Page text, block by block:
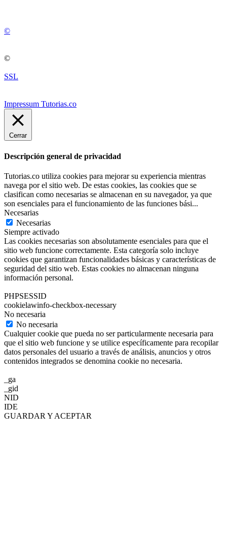
©
©
SSL
Impressum Tutorias.co
Cerrar
Descripción general de privacidad
Tutorias.co utiliza cookies para mejorar su experiencia mientras
navega por el sitio web. De estas cookies, las cookies que se
clasifican como necesarias se almacenan en su navegador, ya que
son esenciales para el funcionamiento de las funciones bási...
Necesarias
Necesarias
Siempre activado
Las cookies necesarias son absolutamente esenciales para que el
sitio web funcione correctamente. Esta categoría solo incluye
cookies que garantizan funcionalidades básicas y características de
seguridad del sitio web. Estas cookies no almacenan ninguna
información personal.
PHPSESSID
cookielawinfo-checkbox-necessary
No necesaria
No necesaria
Cualquier cookie que pueda no ser particularmente necesaria para
que el sitio web funcione y se utilice específicamente para recopilar
datos personales del usuario a través de análisis, anuncios y otros
contenidos integrados se denomina cookie no necesaria.
_ga
_gid
NID
IDE
GUARDAR Y ACEPTAR